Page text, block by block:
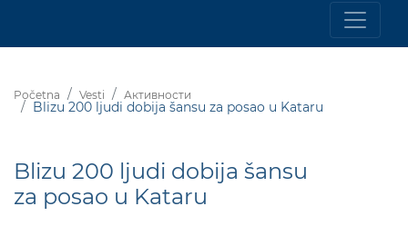
Početna Vesti Активности
Blizu 200 ljudi dobija šansu za posao u Kataru
Blizu 200 ljudi dobija šansu
za posao u Kataru